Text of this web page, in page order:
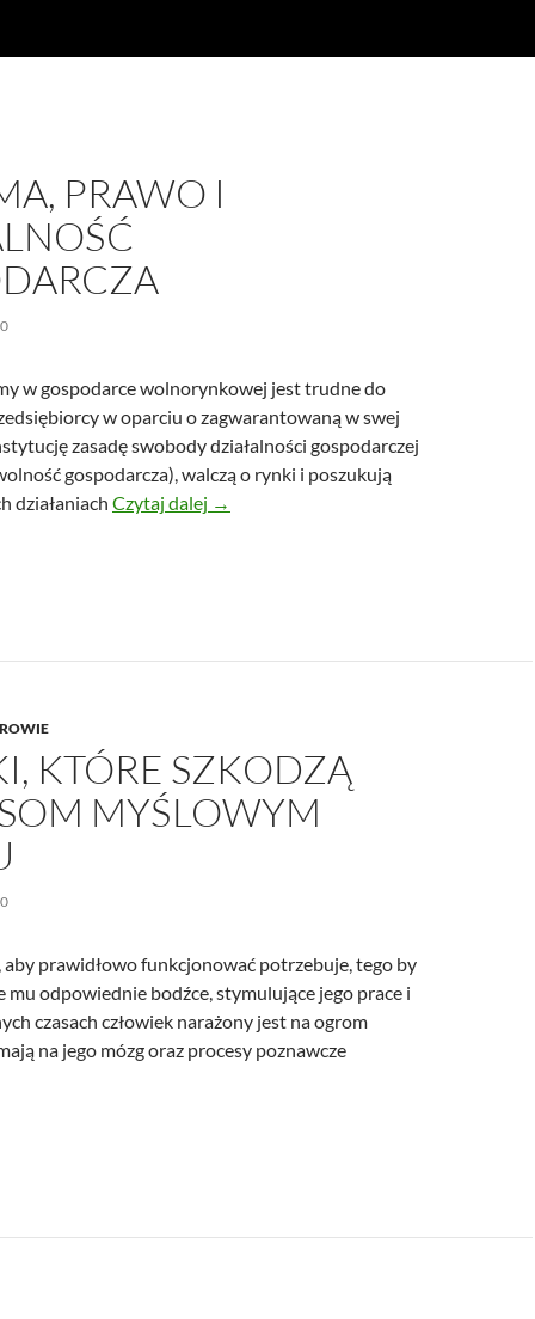
PRAWO I
w gospodarce wolnorynkowej jest trudne do
w oparciu o zagwarantowaną w swej
zasadę swobody działalności gospodarczej
gospodarcza), walczą o rynki i poszukują
działaniach Czytaj dalej Reklama, prawo i działalność
→
KTÓRE SZKODZĄ
MYŚLOWYM
aby prawidłowo funkcjonować potrzebuje, tego by
mu odpowiednie bodźce, stymulujące jego prace i
czasach człowiek narażony jest na ogrom
na jego mózg oraz procesy poznawcze
które szkodzą procesom myślowym mózgu